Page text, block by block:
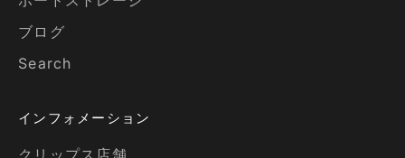
ブログ
Search
インフォメーション
クリップス店舗